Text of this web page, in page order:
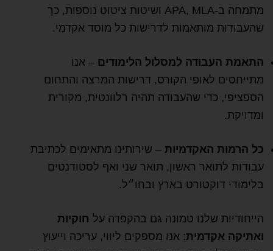
מתמחה ב-APA, MLA ושיטות ציטוט נוספות, כך
שהעבודות מותאמות לדרישות כל מוסד אקדמי.
התאמת העבודה למסלול הלימודים – אנו
מתייחסים לאופי הקורס, דרישות המרצה והתחום
הספציפי, כדי שהעבודה תהיה רלוונטית, מקורית
ומדויקת.
כל הרמות האקדמיות – שירותינו מתאימים לכתיבת
עבודות לתואר ראשון, תואר שני ואף לסטודנטים
בלימודי דוקטורט בארץ ובחו״ל.
הייחודיות שלנו טמונה גם בהקפדה על חוקיות
ואתיקה אקדמית: אנו מספקים ליווי, עריכה וייעוץ